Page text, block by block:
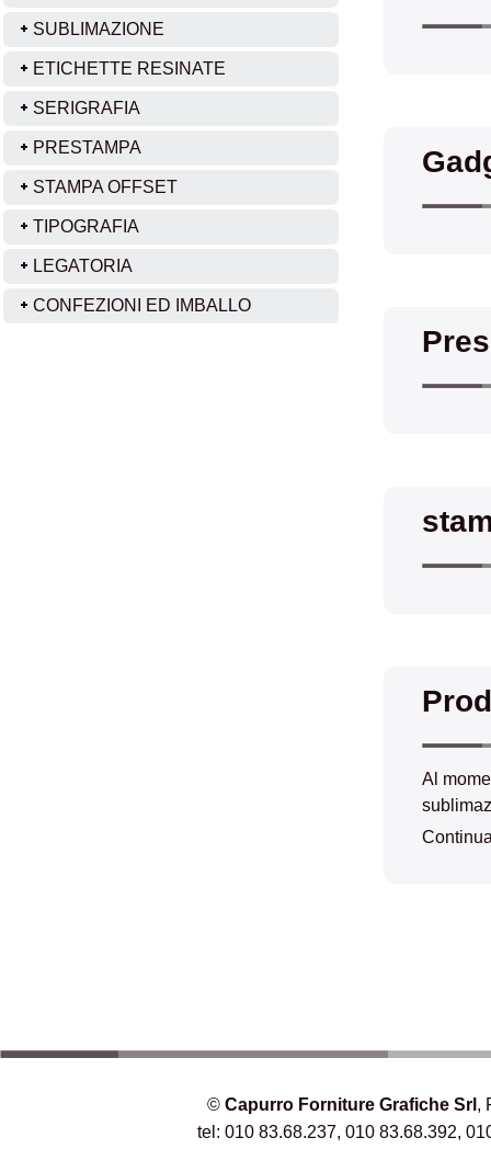
SUBLIMAZIONE
ETICHETTE RESINATE
SERIGRAFIA
PRESTAMPA
STAMPA OFFSET
TIPOGRAFIA
LEGATORIA
CONFEZIONI ED IMBALLO
Al
© Capurro Forniture Grafiche Srl ,
tel: 010 83.68.237, 010 83.68.392,